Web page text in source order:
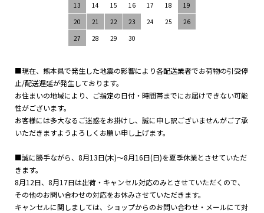
13
14 15 16 17 18
19
20
21 22 23 24 25
26
27
28 29 30
■現在、熊本県で発生した地震の影響により各配送業者でお荷物の引受停
止/配送遅延が発生しております。
お住まいの地域により、ご指定の日付・時間帯までにお届けできない可能
性がございます。
お客様には多大なるご迷惑をお掛けし、誠に申し訳ございませんがご了承
いただきますようよろしくお願い申し上げます。
■誠に勝手ながら、8月13日(木)～8月16日(日)を夏季休業とさせていただ
きます。
8月12日、8月17日は出荷・キャンセル対応のみとさせていただくので、
その他のお問い合わせの対応をお休みさせていただきます。
キャンセルに関しましては、ショップからのお問い合わせ・メールにて対